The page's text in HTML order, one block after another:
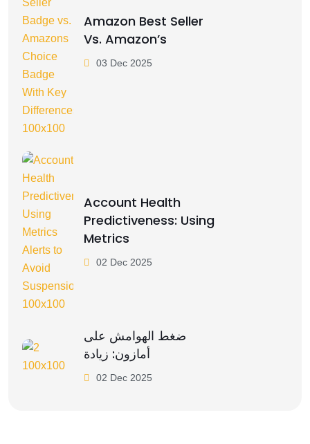
Amazon Best Seller
Vs. Amazon’s
03 Dec 2025
Account Health
Predictiveness: Using
Metrics
02 Dec 2025
ضغط الهوامش على
أمازون: زيادة
02 Dec 2025